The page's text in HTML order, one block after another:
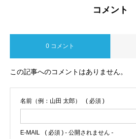
コメント
0 コメント
この記事へのコメントはありません。
名前（例：山田 太郎） ( 必須 )
E-MAIL ( 必須 ) - 公開されません -